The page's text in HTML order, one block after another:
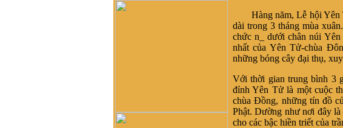
Võ Như Hoàng Phước :
lại phát tích từ ông Võ Như
Hàng năm, Lễ hội Yên
dài trong 3 tháng mùa
chức n_ dưới chân núi
nhất của Yên Tử-chùa
những bóng cây đại thụ,
Với thời gian trung bình 3
đỉnh Yên Tử là một cuộc
chùa Ðồng, những tín đồ
Phật. Dường như nơi đây là
cho các bậc hiền triết của